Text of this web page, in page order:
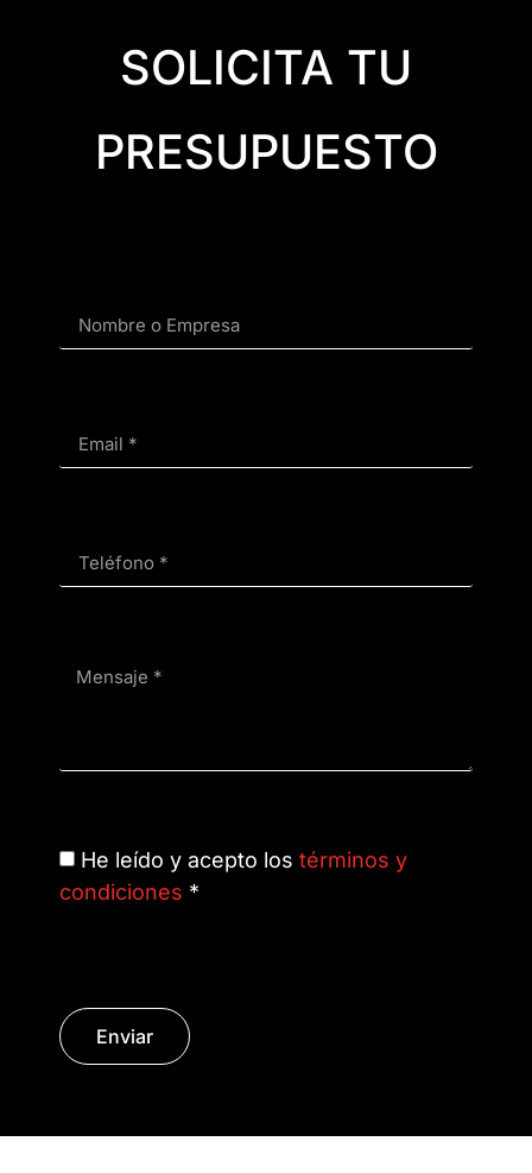
SOLICITA TU
PRESUPUESTO
He leído y acepto los términos y
condiciones *
Enviar